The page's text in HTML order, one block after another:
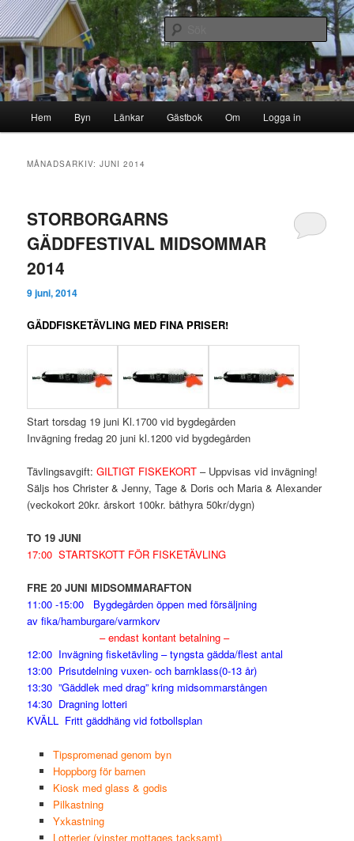
Hoppa
till
primärt
innehåll
Hoppa
till
sekundärt
innehållStorborgarn
Byn i skogen
Sök
Hem Byn Länkar Gästbok Om Logga in
MÅNADSARKIV:JUNI 2014
STORBORGARNS
GÄDDFESTIVAL MIDSOMMAR
2014
9 juni, 2014
GÄDDFISKETÄVLING MED FINA PRISER!
Start torsdag 19 juni Kl.1700 vid bygdegården
Invägning fredag 20 juni kl.1200 vid bygdegården
Tävlingsavgift:GILTIGT FISKEKORT – Uppvisas vid invägning!
Säljs hos Christer & Jenny, Tage & Doris och Maria & Alexander
(veckokort 20kr. årskort 100kr. båthyra 50kr/dygn)
TO 19 JUNI
17:00 STARTSKOTT FÖR FISKETÄVLING
FRE 20 JUNI MIDSOMMARAFTON
11:00 -15:00 Bygdegården öppen med försäljning
av fika/hamburgare/varmkorv
– endast kontant betalning –
12:00 Invägning fisketävling – tyngsta gädda/flest antal
13:00 Prisutdelning vuxen- och barnklass(0-13 år)
13:30 ”Gäddlek med drag” kring midsommarstången
14:30 Dragning lotteri
KVÄLL Fritt gäddhäng vid fotbollsplan
Tipspromenad genom byn
Hoppborg för barnen
Kiosk med glass & godis
Pilkastning
Yxkastning
Lotterier (vinster mottages tacksamt)